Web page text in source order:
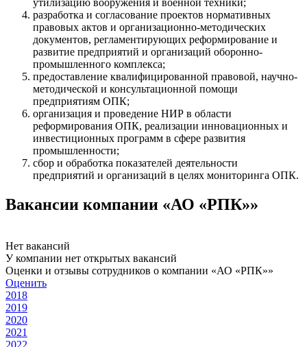
разработка и согласование проектов нормативных
правовых актов и организационно-методических
документов, регламентирующих реформирование и
развитие предприятий и организаций оборонно-
промышленного комплекса;
предоставление квалифицированной правовой, научно-
методической и консультационной помощи
предприятиям ОПК;
организация и проведение НИР в области
реформирования ОПК, реализации инновационных и
инвестиционных программ в сфере развития
промышленности;
сбор и обработка показателей деятельности
предприятий и организаций в целях мониторинга ОПК.
Вакансии компании «АО «РПК»»
Нет вакансий
У компании нет открытых вакансий
Оценки и отзывы сотрудников о компании «АО «РПК»»
Оценить
2018
2019
2020
2021
2022